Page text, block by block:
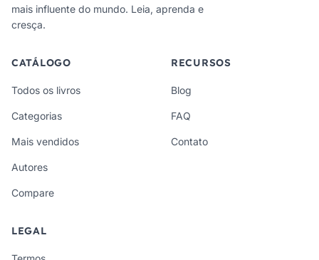
mais influente do mundo. Leia, aprenda e
cresça.
CATÁLOGO
Todos os livros
Categorias
Mais vendidos
Autores
Compare
RECURSOS
Blog
FAQ
Contato
LEGAL